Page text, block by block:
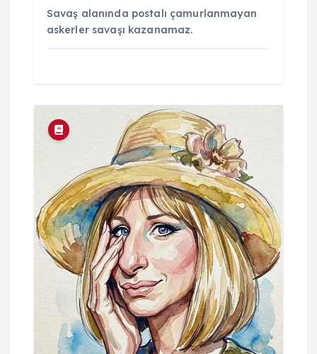
Savaş alanında postalı çamurlanmayan
askerler savaşı kazanamaz.